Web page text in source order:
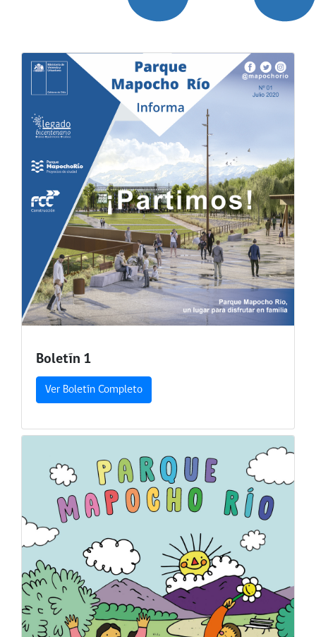
Boletín 1
Ver Boletín Completo